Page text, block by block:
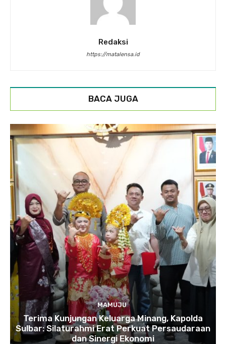
Redaksi
https://matalensa.id
BACA JUGA
MAMUJU
Terima Kunjungan Keluarga Minang, Kapolda
Sulbar: Silaturahmi Erat Perkuat Persaudaraan
dan Sinergi Ekonomi